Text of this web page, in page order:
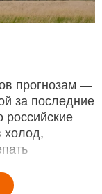
прогнозам —
за последние
российские
холод,